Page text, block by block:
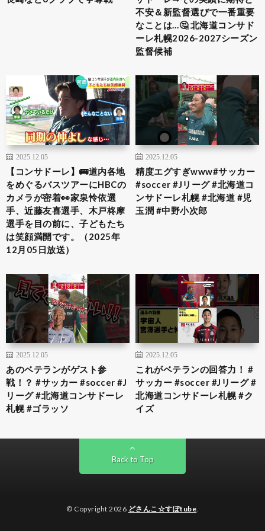
不安＆新監督選びで一番重要
なことは…🤔 北海道コンサド
ーレ札幌2026-2027シーズン
監督候補
2025.12.05
【コンサドーレ】🚌道内各地
をめぐるバスツアーにHBCの
カメラが密着👀家泉怜依選
手、近藤友喜選手、木戸柊摩
選手を目の前に、子どもたち
は笑顔満開です。（2025年
12月05日放送）
2025.12.05
精度エグすぎwww#サッカー
#soccer #Jリーグ #北海道コ
ンサドーレ札幌 #北海道 #児
玉潤 #中野小次郎
2025.12.05
あのベテランがゲスト参
戦！？ #サッカー #soccer #J
リーグ #北海道コンサドーレ
札幌 #ゴラッソ
2025.12.05
これがベテランの回答力！ #
サッカー #soccer #Jリーグ #
北海道コンサドーレ札幌 #ク
イズ
Back to Top
© Copyright 2026 どさんこ☆すぽtube.